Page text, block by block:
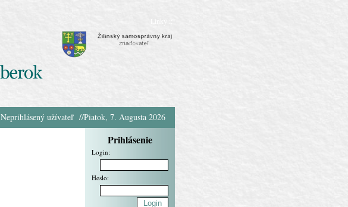
Linky ::
Neprihlásený užívateľ //Piatok, 7. Augusta 2026
Prihlásenie
Login:
Heslo: